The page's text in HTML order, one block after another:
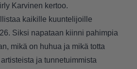
Karvinen kertoo.
kaikille kuuntelijoille
Siksi napataan kiinni pahimpia
mikä on huhua ja mikä totta
ja tunnetuimmista